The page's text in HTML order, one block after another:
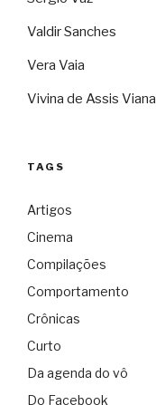
Valdir Sanches
Vera Vaia
Vivina de Assis Viana
TAGS
Artigos
Cinema
Compilações
Comportamento
Crônicas
Curto
Da agenda do vô
Do Facebook